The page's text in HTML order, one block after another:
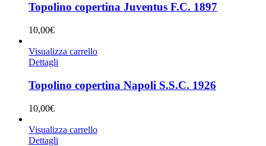
Topolino copertina Juventus F.C. 1897
10,00€
Visualizza carrello
Dettagli
Topolino copertina Napoli S.S.C. 1926
10,00€
Visualizza carrello
Dettagli